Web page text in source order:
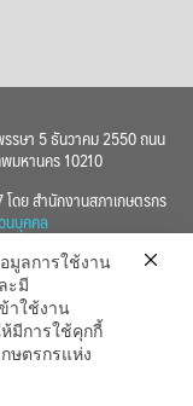
รษา 5 ธันวาคม 2550 ถนน
มหานคร 10210
ย สำนักงานสภาเกษตรกร
นบุคคล
มูลการใช้งาน
ะมี
าใช้งาน
มีการใช้คุกกี้
ษตรกรแห่ง